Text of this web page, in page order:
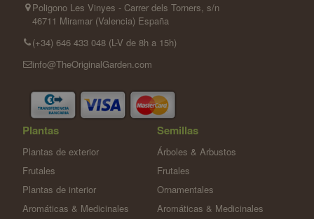
Poligono Les Vinyes - Carrer dels Torners, s/n
46711 Miramar (Valencia) España
(+34) 646 433 048 (L-V de 8h a 15h)
info@TheOriginalGarden.com
Plantas
Plantas de exterior
Frutales
Plantas de interior
Aromáticas & Medicinales
Semillas
Árboles & Arbustos
Frutales
Ornamentales
Aromáticas & Medicinales